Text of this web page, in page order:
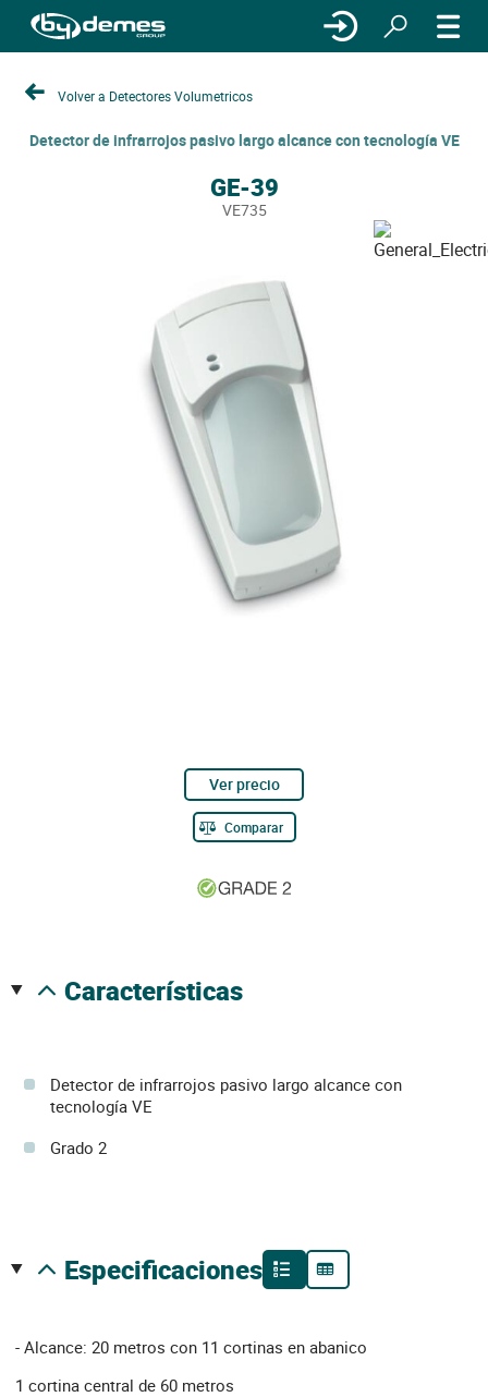
Volver a Detectores Volumetricos
Detector de infrarrojos pasivo largo alcance con tecnología VE
GE-39
VE735
Ver precio
Comparar
características
Detector de infrarrojos pasivo largo alcance con
tecnología VE
Grado 2
especificaciones
- Alcance: 20 metros con 11 cortinas en abanico
1 cortina central de 60 metros